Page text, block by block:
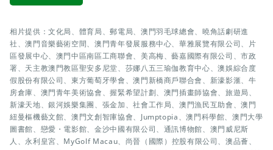
相片提供：文化局、體育局、郵電局、澳門羽毛球總會、曉角話劇研進
社、澳門音樂藝術空間、澳門青年發展服務中心、華雅展覽有限公司、片
區發展中心、澳門中區南區工商聯會、美高梅、藝嘉國際有限公司、市政
署、天主教澳門教區聖安多尼堂、莎娜八五三瑜伽教育中心、澳娛綜合度
假股份有限公司、東方葡萄牙學會、澳門新橋商戶聯合會、新濠影滙、牛
房倉庫、澳門青年美術協會、握緊希望計劃、澳門插畫師協會、旅遊局、
新濠天地、銀河娛樂集團、張金加、社會工作局、澳門漁民互助會、澳門
紐曼樞機藝文館、澳門文創智庫協會、Jumptopia、澳門科學館、澳門大學
圖書館、戀愛・電影館、金沙中國有限公司、通訊博物館、澳門威尼斯
人、永利皇宮、MyGolf Macau、尚晉（國際）控股有限公司、澳品薈、